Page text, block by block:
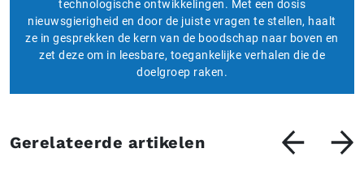
technologische ontwikkelingen. Met een dosis
nieuwsgierigheid en door de juiste vragen te stellen, haalt
ze in gesprekken de kern van de boodschap naar boven en
zet deze om in leesbare, toegankelijke verhalen die de
doelgroep raken.
Gerelateerde artikelen